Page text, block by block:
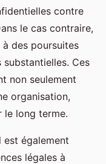
contre
le cas contraire,
des poursuites
substantielles. Ces
non seulement
organisation,
le long terme.
est également
légales à